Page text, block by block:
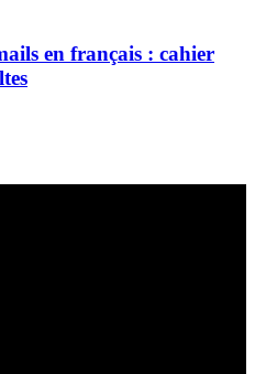
en français : cahier